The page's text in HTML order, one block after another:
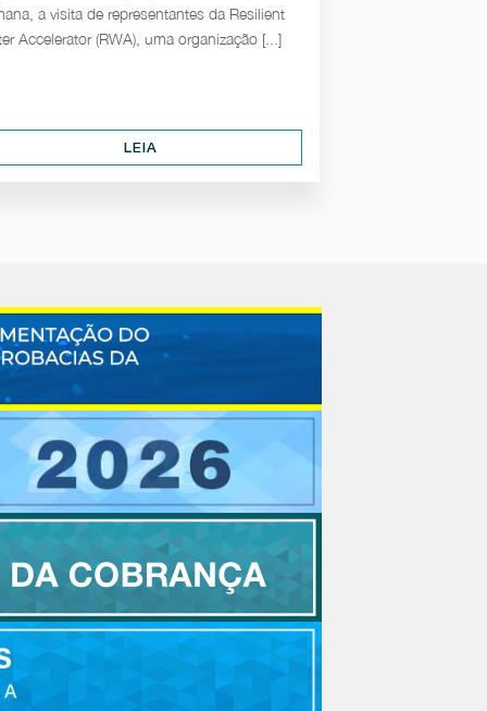
a visita de representantes da Resilient
Accelerator (RWA), uma organização [...]
LEIA